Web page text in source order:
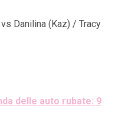
vs Danilina (Kaz) / Tracy
delle auto rubate: 9